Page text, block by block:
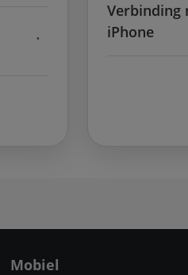
Verbinding
iPhone
Mobiel